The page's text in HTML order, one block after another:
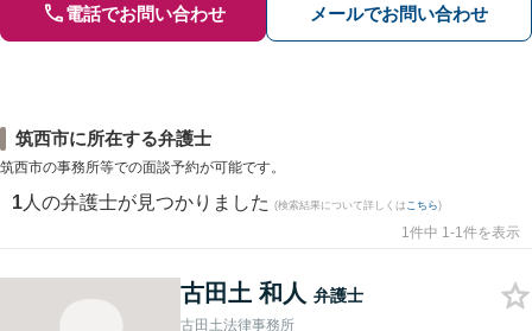
電話でお問い合わせ メールでお問い合わせ
筑西市に所在する弁護士
筑西市の事務所等での面談予約が可能です。
1 人の弁護士が見つかりました (検索結果について詳しくは こちら)
1件中 1-1件を表示
古田土 和人 弁護士
古田土法律事務所